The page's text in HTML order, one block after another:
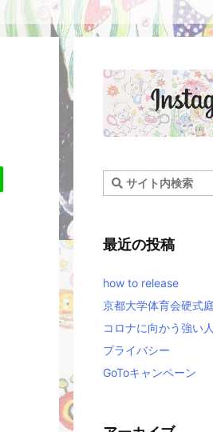
最近の投稿
how to release
京都大学体育会硬式
コロナに向かう強い
プライバシー
GoToキャンペーン